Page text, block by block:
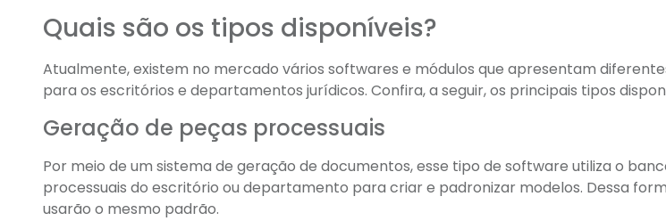
Quais são os tipos disponíveis?
Atualmente, existem no mercado vários softwares e módulos que apresentam
para os escritórios e departamentos jurídicos. Confira, a seguir, os principais tipos
Geração de peças processuais
Por meio de um sistema de geração de documentos, esse tipo de software utiliza o
processuais do escritório ou departamento para criar e padronizar modelos. Dessa
usarão o mesmo padrão.